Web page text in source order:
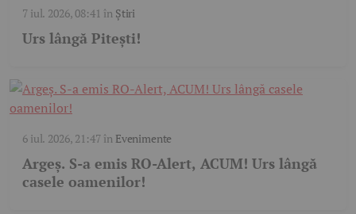
7 iul. 2026, 08:41 în Știri
Urs lângă Pitești!
6 iul. 2026, 21:47în Evenimente
Argeș. S-a emis RO-Alert, ACUM! Urs lângă
casele oamenilor!